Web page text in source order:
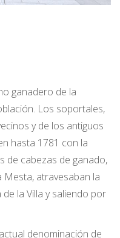
ganadero de la
Los soportales,
y de los antiguos
hasta 1781 con la
de cabezas de ganado,
atravesaban la
la Villa y saliendo por
denominación de